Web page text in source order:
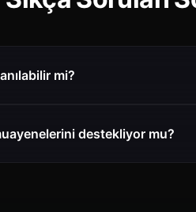
mi?
destekliyor mu?